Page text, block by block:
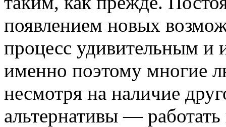
появлением новых
процесс удивительным
именно поэтому многие
несмотря на наличие
альтернативы — работать